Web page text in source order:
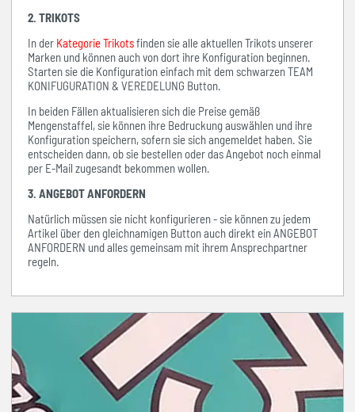
2. TRIKOTS
In der Kategorie Trikotsfinden sie alle aktuellen Trikots unserer
Marken und können auch von dort ihre Konfiguration beginnen.
Starten sie die Konfiguration einfach mit dem schwarzen TEAM
KONIFUGURATION & VEREDELUNG Button.
In beiden Fällen aktualisieren sich die Preise gemäß
Mengenstaffel, sie können ihre Bedruckung auswählen und ihre
Konfiguration speichern, sofern sie sich angemeldet haben. Sie
entscheiden dann, ob sie bestellen oder das Angebot noch einmal
per E-Mail zugesandt bekommen wollen.
3. ANGEBOT ANFORDERN
Natürlich müssen sie nicht konfigurieren - sie können zu jedem
Artikel über den gleichnamigen Button auch direkt ein ANGEBOT
ANFORDERN und alles gemeinsam mit ihrem Ansprechpartner
regeln.